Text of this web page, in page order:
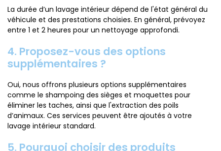
La durée d’un lavage intérieur dépend de l'état général du
véhicule et des prestations choisies. En général, prévoyez
entre 1 et 2 heures pour un nettoyage approfondi.
4. Proposez-vous des options
supplémentaires ?
Oui, nous offrons plusieurs options supplémentaires
comme le shampoing des sièges et moquettes pour
éliminer les taches, ainsi que l'extraction des poils
d’animaux. Ces services peuvent être ajoutés à votre
lavage intérieur standard.
5. Pourquoi choisir des produits